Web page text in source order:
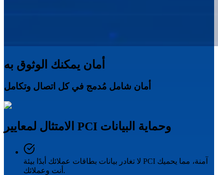
أمان يمكنك الوثوق به
أمان شامل مُدمج في كل اتصال وتكامل
الامتثال لمعايير PCI وحماية البيانات
لا تغادر بيانات بطاقات عملائك أبدًا بيئة PCI آمنة، مما يحميك
أنت وعملائك.